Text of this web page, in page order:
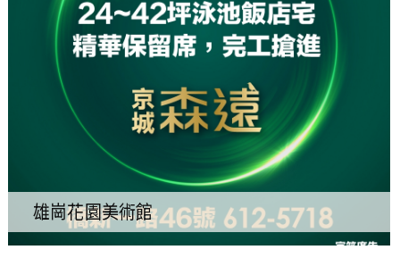
雄崗花園美術館